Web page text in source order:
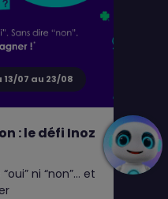
13/07 au 23/08
: le défi Inoz
ni “non”… et